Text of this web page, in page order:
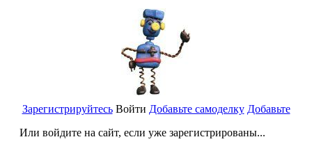
Зарегистрируйтесь
Или войдите на сайт, если уже зарегистрированы...
Войти Добавьте самоделку Добавьте